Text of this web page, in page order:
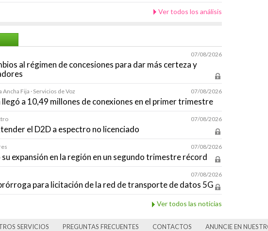
Ver todos los análisis
07/08/2026
al régimen de concesiones para dar más certeza y
Ancha Fija · Servicios de Voz 07/08/2026
llegó a 10,49 millones de conexiones en el primer trimestre
07/08/2026
el D2D a espectro no licenciado
07/08/2026
expansión en la región en un segundo trimestre récord
07/08/2026
para licitación de la red de transporte de datos 5G
Ver todos las noticias
SERVICIOS PREGUNTAS FRECUENTES CONTACTOS ANUNCIE EN